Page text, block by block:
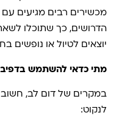
מכשירים רבים מגיעים
הדרושים, כך שתוכלו
יוצאים לטיול או נופשים
מתי כדאי להשתמש
במקרים של דום לב,
לנקוט: